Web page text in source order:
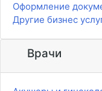
Оформление
Другие бизнес
Врачи